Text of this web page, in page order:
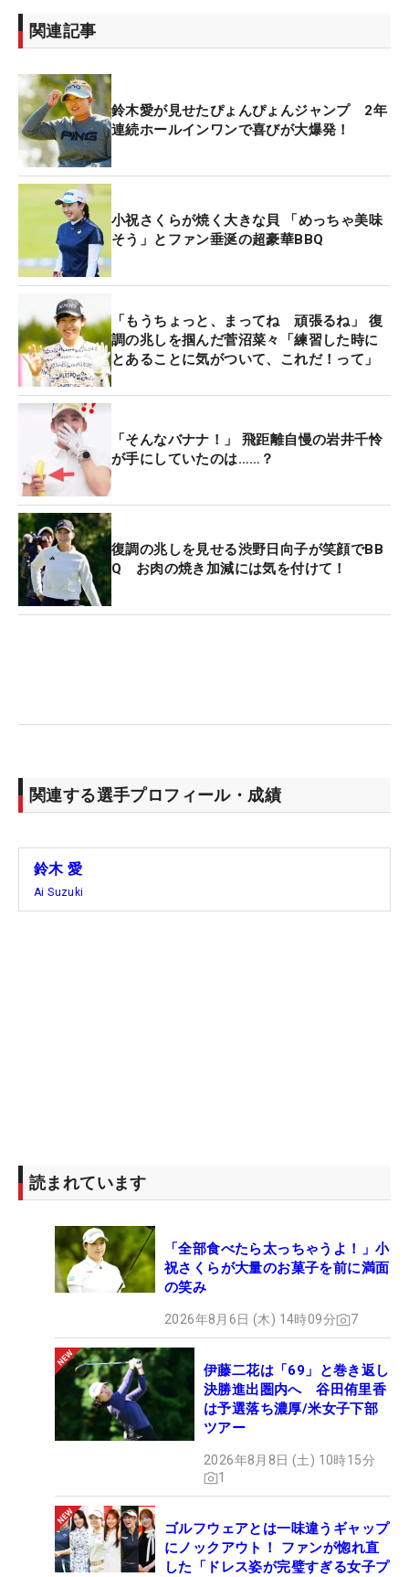
関連記事
鈴木愛が見せたぴょんぴょんジャンプ 2年
連続ホールインワンで喜びが大爆発！
小祝さくらが焼く大きな貝 「めっちゃ美味
そう」とファン垂涎の超豪華BBQ
「もうちょっと、まってね 頑張るね」 復
調の兆しを掴んだ菅沼菜々「練習した時に
とあることに気がついて、これだ！って」
「そんなバナナ！」 飛距離自慢の岩井千怜
が手にしていたのは……？
復調の兆しを見せる渋野日向子が笑顔でBB
Q お肉の焼き加減には気を付けて！
関連する選手プロフィール・成績
鈴木 愛
Ai Suzuki
読まれています
「全部食べたら太っちゃうよ！」小
祝さくらが大量のお菓子を前に満面
の笑み
2026年8月6日 (木) 14時09分 7
伊藤二花は「69」と巻き返し
決勝進出圏内へ 谷田侑里香
は予選落ち濃厚/米女子下部
ツアー
2026年8月8日 (土) 10時15分
1
ゴルフウェアとは一味違うギャップ
にノックアウト！ ファンが惚れ直
した「ドレス姿が完璧すぎる女子プ